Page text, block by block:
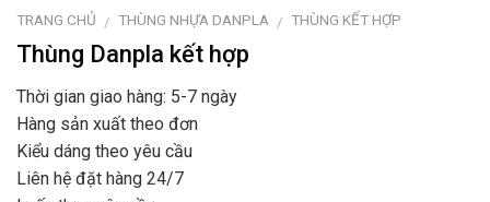
TRANG CHỦ / THÙNG NHỰA DANPLA / THÙNG KẾT HỢP
Thùng Danpla kết hợp
Thời gian giao hàng: 5-7 ngày
Hàng sản xuất theo đơn
Kiểu dáng theo yêu cầu
Liên hệ đặt hàng 24/7